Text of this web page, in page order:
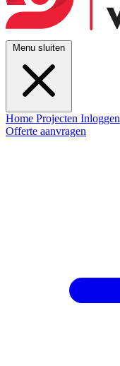
Menu sluiten
Home Projecten Inloggen
Offerte aanvragen